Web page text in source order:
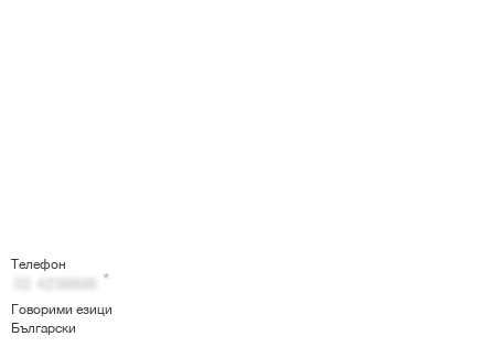
Телефон
Говорими езици
Български